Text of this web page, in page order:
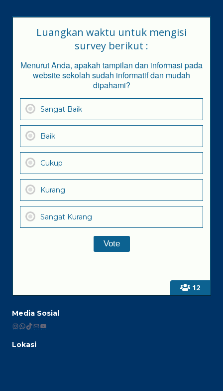
12
Luangkan waktu untuk mengisi
survey berikut :
Menurut Anda, apakah tampilan dan informasi pada
website sekolah sudah informatif dan mudah
dipahami?
Sangat Baik
Baik
Cukup
Kurang
Sangat Kurang
Media Sosial
Instagram
WhatsApp
TikTok
MailYouTube
Lokasi